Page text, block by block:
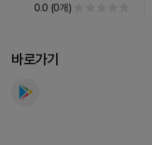
0.0 (0개)
바로가기